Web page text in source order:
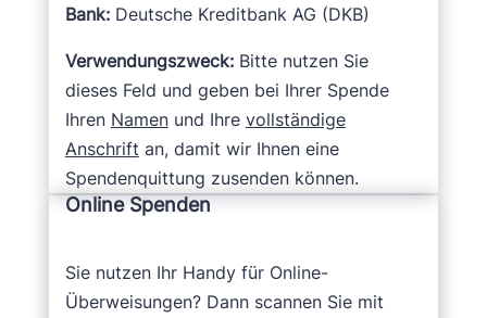
Bank:Deutsche Kreditbank AG (DKB)
Verwendungszweck: Bitte nutzen Sie
dieses Feld und geben bei Ihrer Spende
Ihren Namenund Ihre vollständige
Anschrift an, damit wir Ihnen eine
Spendenquittung zusenden können.
Online Spenden
Sie nutzen Ihr Handy für Online-
Überweisungen? Dann scannen Sie mit